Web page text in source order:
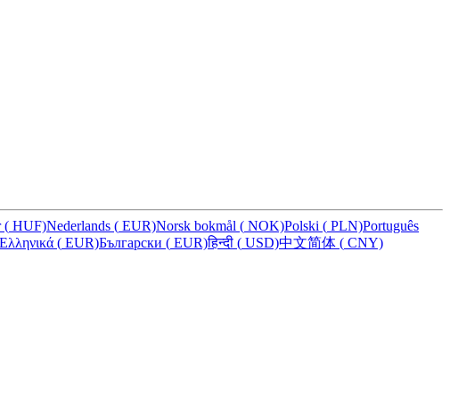
( HUF)Nederlands ( EUR)Norsk bokmål ( NOK)Polski ( PLN)Português
Ελληνικά ( EUR)Български ( EUR)हिन्दी ( USD)中文简体 ( CNY)